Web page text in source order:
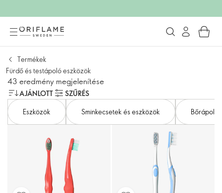
Termékek
Fürdő és testápoló eszközök
43 eredmény megjelenítése
AJÁNLOTT
SZŰRÉS
Eszközök
Sminkecsetek és eszközök